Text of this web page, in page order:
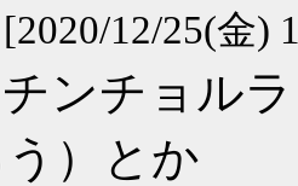
[2020/12/25(金)
ンチョル
）とか